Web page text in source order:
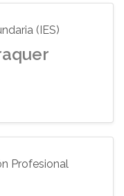
(IES)
Profesional